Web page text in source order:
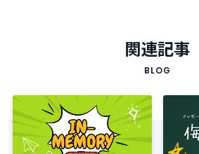
関連記事
BLOG